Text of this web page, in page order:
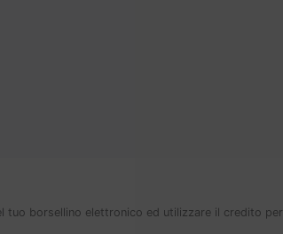
tuo borsellino elettronico ed utilizzare il credito per